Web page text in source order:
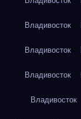
Владивосток
Владивосток
Владивосток
Владивосток